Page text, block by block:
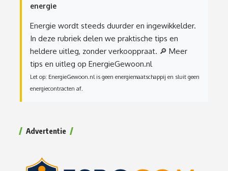
energie
Energie wordt steeds duurder en ingewikkelder.
In deze rubriek delen we praktische tips en
heldere uitleg, zonder verkooppraat. 🔎 Meer
tips en uitleg op EnergieGewoon.nl
Let op: EnergieGewoon.nl is geen energiemaatschappij en sluit geen
energiecontracten af.
Advertentie